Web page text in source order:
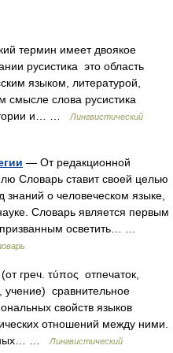
термин имеет двоякое
русистика это область
языком, литературой,
смысле слова русистика
и… …
Лингвистический
— От редакционной
Словарь ставит своей целью
знаний о человеческом языке,
Словарь является первым
осветить… …
греч. τύπος отпечаток,
сравнительное
свойств языков
отношений между ними.
…
Лингвистический